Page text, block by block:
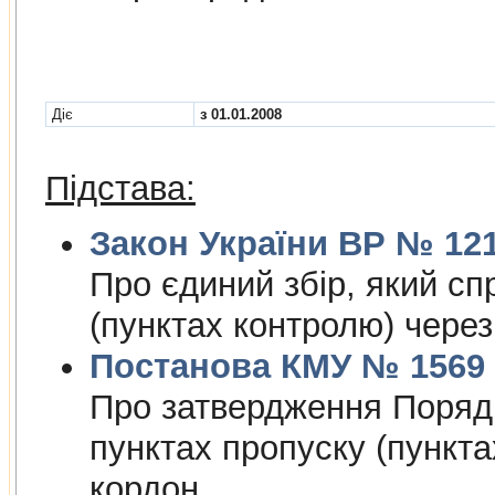
Діє з 01.01.2008
Підстава:
Закон України ВР №
Про єдиний збiр, який
(пунктах контролю)
Постанова КМУ № 1569
Про затвердження
пунктах пропуску